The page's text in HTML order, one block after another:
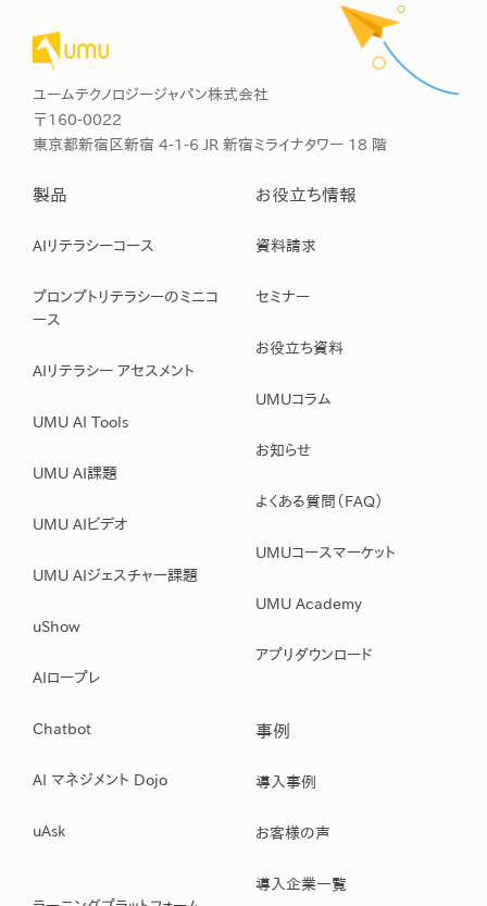
ユームテクノロジージャパン株式会社
〒160-0022
東京都新宿区新宿 4-1-6 JR 新宿ミライナタワー 18 階
製品
AIリテラシーコース
プロンプトリテラシーのミニコ
ース
AIリテラシー アセスメント
UMU AI Tools
UMU AI課題
UMU AIビデオ
UMU AIジェスチャー課題
uShow
AIロープレ
Chatbot
AI マネジメント Dojo
uAsk
お役立ち情報
資料請求
セミナー
お役立ち資料
UMUコラム
お知らせ
よくある質問（FAQ）
UMUコースマーケット
UMU Academy
アプリダウンロード
事例
導入事例
お客様の声
導入企業一覧